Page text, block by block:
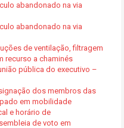
abandonado na via
abandonado na via
de ventilação, filtragem
recurso a chaminés
pública do executivo –
dos membros das
em mobilidade
e horário de
de voto em